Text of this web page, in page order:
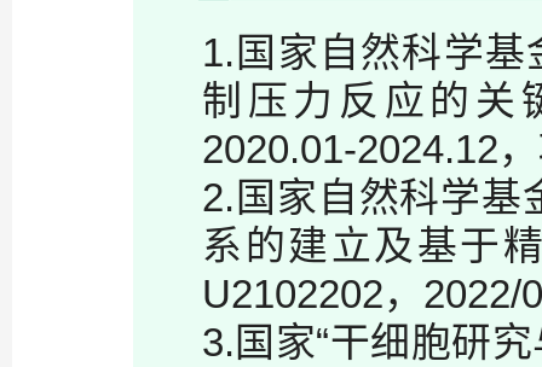
1.国家自然科学
制压力反应的关
2020.01-2024.12
2.国家自然科学基
系的建立及基于
U2102202，2022/
3.国家“干细胞研